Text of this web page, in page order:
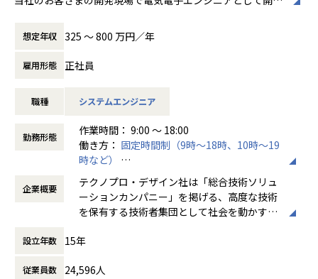
２．PJによっては、白紙の段階から構想をもとに要件設定が
できます。
３．様々な技術を試せる環境で働くことができます。
４．各々の技術力の成長ができる環境です。
リーディングカンパニーとして業界価値を高めるために、
そして、エンジニアの選択肢が多い働きやすい職場環境をつ
くるために、様々な取り組みを行っています。
例えば、技術コンサルティング業務のさらなる強化。これに
より抜本的な収益構造改善による給与水準の向上や、
エンジニアが安定的に強みを磨き続ける環境づくりができる
現在53歳の現役エンジニアとしてプロジェクトを統括する社
る環境」との声が上がっています。
■案件事例
工場内設備の電気制御設計
・設備の制御用のシーケンサのラダー設計
・バイヤーからの図面確認・修正
産業用インバータユニットの開発検証
・制御回路（インバータ制御）の評価
・温度環境、結器環境における倍頼性評価
・基板の立上げ試験
・仕様にもとづいた実機テスト
募集背景
と共に様々な課題解決を行うことができる独自のポジション
想定年収 325 〜 800 万円／年
雇用形態 正社員
職種 システムエンジニア
勤務形態
作業時間： 9:00 ～ 18:00
働き方： 固定時間制（9時～18時、10時～19
時など）
時間外労働の有無： 有（月平均20時間）
休憩時間： 60分
企業概要
テクノプロ・デザイン社は「総合技術ソリュ
ーションカンパニー」を掲げる、高度な技術
を保有する技術者集団として社会を動かすこ
に渡ります。いわゆる技術者派遣と呼ばれ
設立年数 15年
従業員数 24,596人